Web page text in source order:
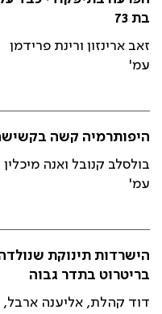
בת 73
זאב ארינזון ורינת פרידמן
עמ'
היפותרמיה קשה
בולסלב קנובל ואנה מיכלין
עמ'
בריטרוט בתדר גבוה
דוד קהלת, אליענה ארבל,